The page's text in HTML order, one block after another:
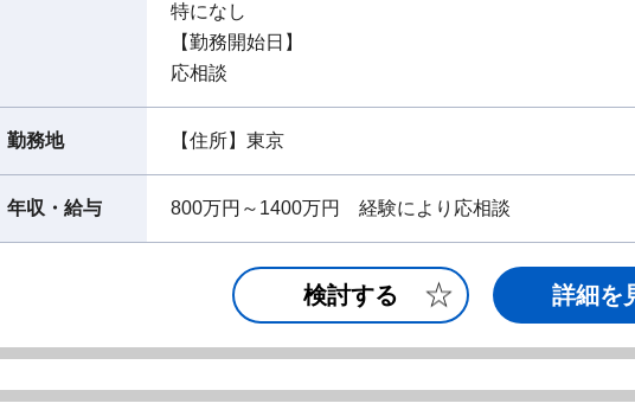
特になし
【勤務開始日】
応相談
勤務地 【住所】東京
年収・給与 800万円～1400万円 経験により応相談
検討する 詳細を